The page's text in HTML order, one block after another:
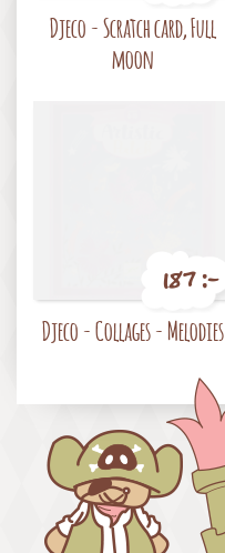
Djeco - Scratch card, Full
moon
187 :-
Djeco - Collages - Melodies